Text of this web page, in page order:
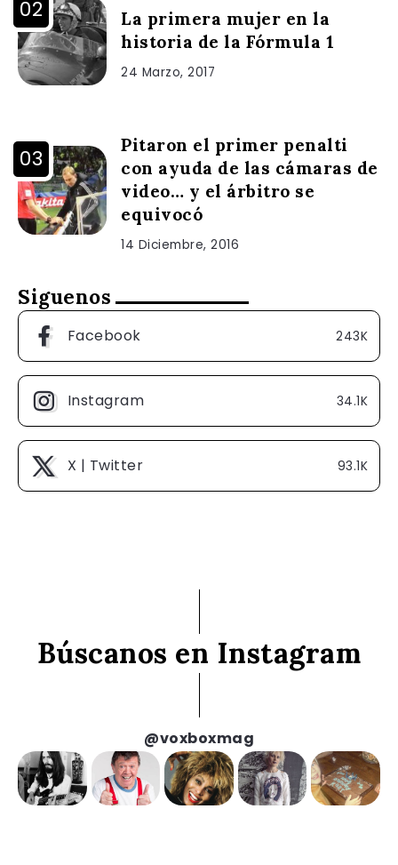
La primera mujer en la
historia de la Fórmula 1
24 Marzo, 2017
Pitaron el primer penalti
con ayuda de las cámaras de
video… y el árbitro se
equivocó
14 Diciembre, 2016
Siguenos
Facebook 243K
Instagram 34.1K
X | Twitter 93.1K
Búscanos en Instagram
@voxboxmag